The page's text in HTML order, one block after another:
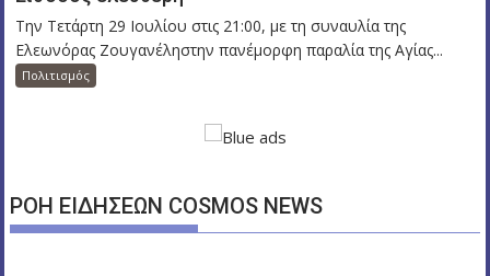
Την Τετάρτη 29 Ιουλίου στις 21:00, με τη συναυλία της
Ελεωνόρας Ζουγανέληστην πανέμορφη παραλία της Αγίας...
Πολιτισμός
ΡΟΗ ΕΙΔΗΣΕΩΝ COSMOS NEWS